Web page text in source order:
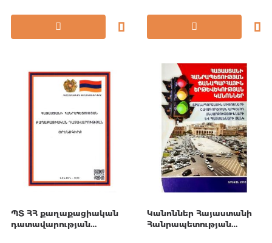
ՊՏ ՀՀ քաղաքացիական
դատավարության
Կանոններ Հայաստանի
Հանրապետության